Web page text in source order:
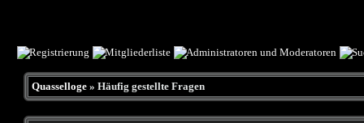
Quasselloge » Häufig gestellte Fragen